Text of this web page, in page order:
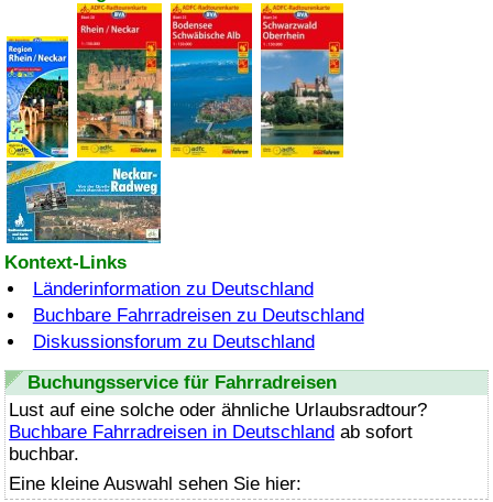
Kontext-Links
Länderinformation zu Deutschland
Buchbare Fahrradreisen zu Deutschland
Diskussionsforum zu Deutschland
Buchungsservice für Fahrradreisen
Lust auf eine solche oder ähnliche Urlaubsradtour?
Buchbare Fahrradreisen in Deutschland ab sofort
buchbar.
Eine kleine Auswahl sehen Sie hier: